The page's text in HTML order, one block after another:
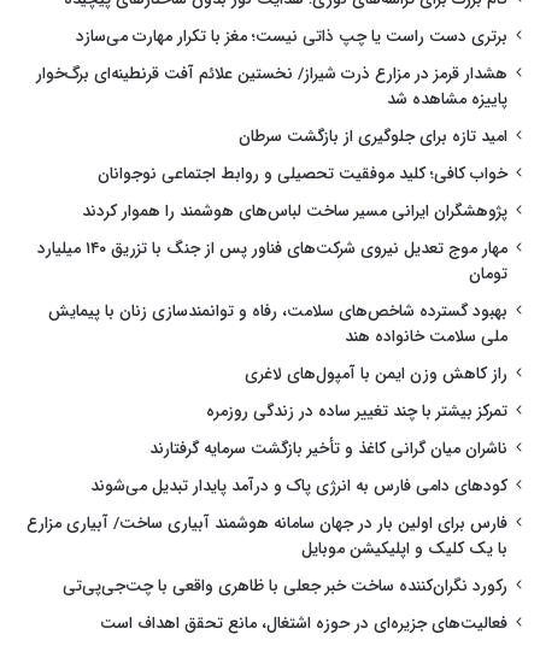
برتری دست راست یا چپ ذاتی نیست؛ مغز با تکرار مهارت می‌سازد
هشدار قرمز در مزارع ذرت شیراز/ نخستین علائم آفت قرنطینه‌ای برگ‌خوار
پاییزه مشاهده شد
امید تازه برای جلوگیری از بازگشت سرطان
خواب کافی؛ کلید موفقیت تحصیلی و روابط اجتماعی نوجوانان
پژوهشگران ایرانی مسیر ساخت لباس‌های هوشمند را هموار کردند
مهار موج تعدیل نیروی شرکت‌های فناور پس از جنگ با تزریق ۱۴۰ میلیارد
تومان
بهبود گسترده شاخص‌های سلامت، رفاه و توانمندسازی زنان با پیمایش
ملی سلامت خانواده هند
راز کاهش وزن ایمن با آمپول‌های لاغری
تمرکز بیشتر با چند تغییر ساده در زندگی روزمره
ناشران میان گرانی کاغذ و تأخیر بازگشت سرمایه گرفتارند
کودهای دامی فارس به انرژی پاک و درآمد پایدار تبدیل می‌شوند
فارس برای اولین بار در جهان سامانه هوشمند آبیاری ساخت/ آبیاری مزارع
با یک کلیک و اپلیکیشن موبایل
رکورد نگران‌کننده ساخت خبر جعلی با ظاهری واقعی با چت‌جی‌پی‌تی
فعالیت‌های جزیره‌ای در حوزه اشتغال، مانع تحقق اهداف است